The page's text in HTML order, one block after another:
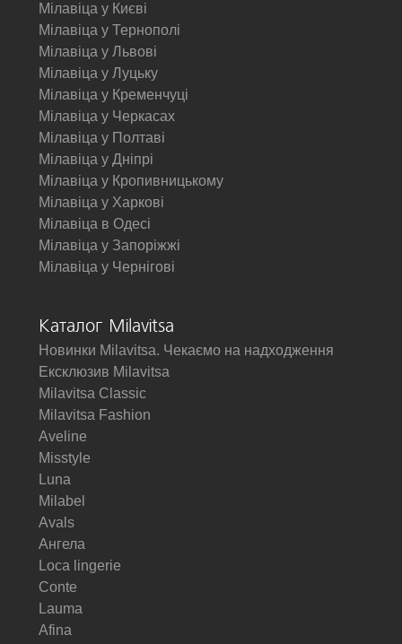
Мілавіца у Києві
Мілавіца у Тернополі
Мілавіца у Львові
Мілавіца у Луцьку
Мілавіца у Кременчуці
Мілавіца у Черкасах
Мілавіца у Полтаві
Мілавіца у Дніпрі
Мілавіца у Кропивницькому
Мілавіца у Харкові
Мілавіца в Одесі
Мілавіца у Запоріжжі
Мілавіца у Чернігові
Каталог Milavitsa
Новинки Milavitsa. Чекаємо на надходження
Ексклюзив Milavitsa
Milavitsa Classic
Milavitsa Fashion
Aveline
Misstyle
Luna
Milabel
Avals
Ангела
Loca lingerie
Conte
Lauma
Afina